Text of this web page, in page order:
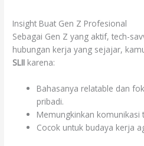
Insight Buat Gen Z Profesional
Sebagai Gen Z yang aktif, tech-
hubungan kerja yang sejajar,
SLII karena:
Bahasanya relatable dan
pribadi.
Memungkinkan komunikasi
Cocok untuk budaya kerja